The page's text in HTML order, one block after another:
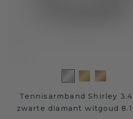
Tennisarmband Shirley 3.4
zwarte diamant witgoud